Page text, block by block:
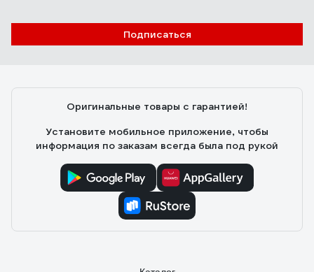
Подписаться
Оригинальные товары с гарантией!
Установите мобильное приложение, чтобы
информация по заказам всегда была под рукой